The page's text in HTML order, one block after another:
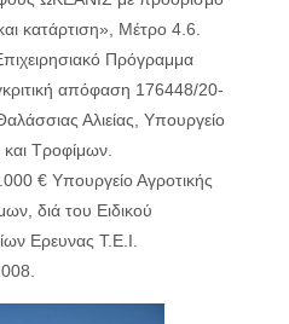
κατάρτιση», Μέτρο 4.6.
Πρόγραμμα
απόφαση 176448/20-
Αλιείας, Υπουργείο
Τροφίμων.
€ Υπουργείο Αγροτικής
διά του Ειδικού
Ερευνας Τ.Ε.Ι.